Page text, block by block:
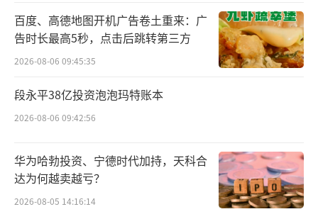
百度、高德地图开机广告卷土重来：广
告时长最高5秒，点击后跳转第三方
2026-08-06 09:45:35
段永平38亿投资泡泡玛特账本
2026-08-06 09:42:56
华为哈勃投资、宁德时代加持，天科合
达为何越卖越亏？
2026-08-05 14:16:14